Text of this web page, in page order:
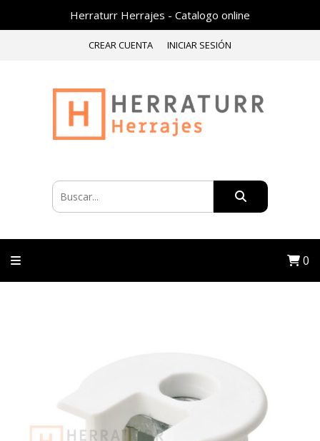
Herraturr Herrajes - Catalogo online
CREAR CUENTA INICIAR SESIÓN
0